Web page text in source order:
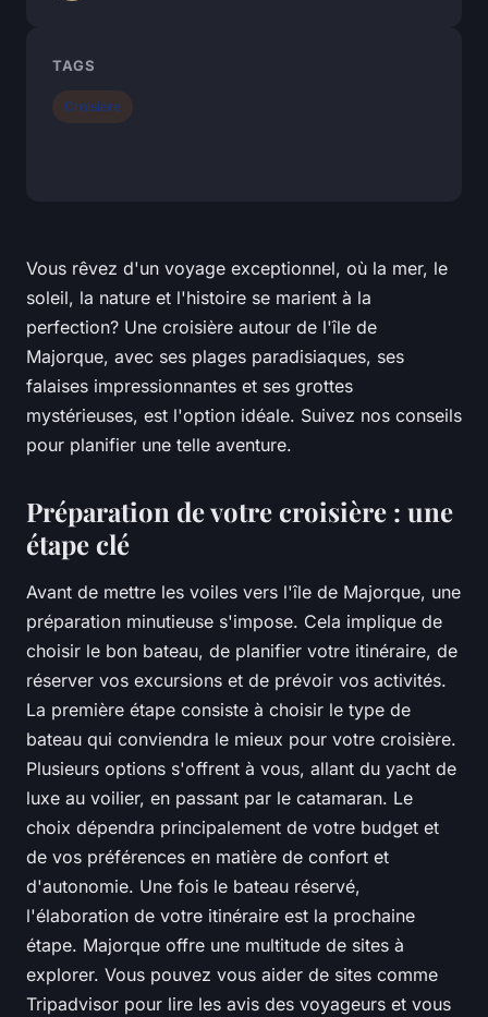
Vous rêvez d'un voyage exceptionnel, où la mer, le
soleil, la nature et l'histoire se marient à la
perfection? Une croisière autour de l'île de
Majorque, avec ses plages paradisiaques, ses
falaises impressionnantes et ses grottes
mystérieuses, est l'option idéale. Suivez nos conseils
pour planifier une telle aventure.
Préparation de votre croisière : une
étape clé
Avant de mettre les voiles vers l'île de Majorque, une
préparation minutieuse s'impose. Cela implique de
choisir le bon bateau, de planifier votre itinéraire, de
réserver vos excursions et de prévoir vos activités.
La première étape consiste à choisir le type de
bateau qui conviendra le mieux pour votre croisière.
Plusieurs options s'offrent à vous, allant du yacht de
luxe au voilier, en passant par le catamaran. Le
choix dépendra principalement de votre budget et
de vos préférences en matière de confort et
d'autonomie. Une fois le bateau réservé,
l'élaboration de votre itinéraire est la prochaine
étape. Majorque offre une multitude de sites à
explorer. Vous pouvez vous aider de sites comme
Tripadvisor pour lire les avis des voyageurs et vous
TAGS
Croisière